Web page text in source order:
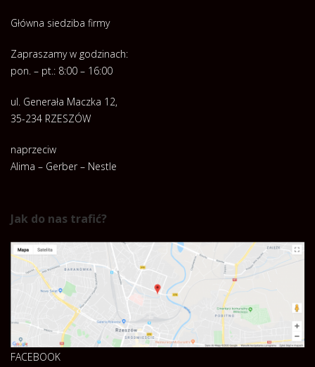
Główna siedziba firmy
Zapraszamy w godzinach:
pon. – pt.: 8:00 – 16:00
ul. Generała Maczka 12,
35-234 RZESZÓW
naprzeciw
Alima – Gerber – Nestle
Jak do nas trafić?
FACEBOOK